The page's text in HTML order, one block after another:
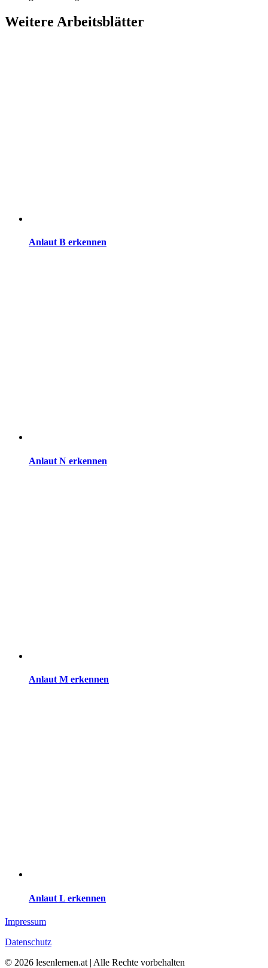
Weitere Arbeitsblätter
Anlaut B erkennen
Anlaut N erkennen
Anlaut M erkennen
Anlaut L erkennen
Impressum
Datenschutz
© 2026 lesenlernen.at | Alle Rechte vorbehalten